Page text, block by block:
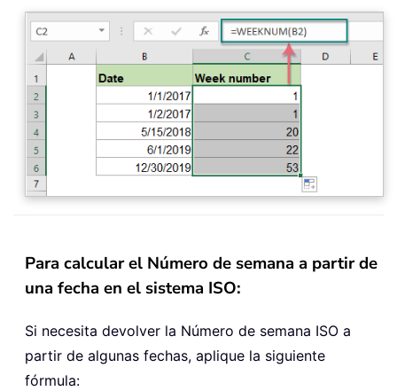
Para calcular el Número de semana a partir de
una fecha en el sistema ISO:
Si necesita devolver la Número de semana ISO a
partir de algunas fechas, aplique la siguiente
fórmula: